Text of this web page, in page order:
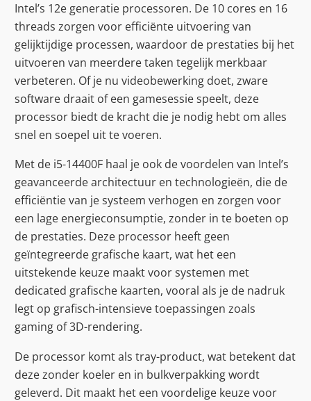
Intel’s 12e generatie processoren. De 10 cores en 16
threads zorgen voor efficiënte uitvoering van
gelijktijdige processen, waardoor de prestaties bij het
uitvoeren van meerdere taken tegelijk merkbaar
verbeteren. Of je nu videobewerking doet, zware
software draait of een gamesessie speelt, deze
processor biedt de kracht die je nodig hebt om alles
snel en soepel uit te voeren.
Met de i5-14400F haal je ook de voordelen van Intel’s
geavanceerde architectuur en technologieën, die de
efficiëntie van je systeem verhogen en zorgen voor
een lage energieconsumptie, zonder in te boeten op
de prestaties. Deze processor heeft geen
geïntegreerde grafische kaart, wat het een
uitstekende keuze maakt voor systemen met
dedicated grafische kaarten, vooral als je de nadruk
legt op grafisch-intensieve toepassingen zoals
gaming of 3D-rendering.
De processor komt als tray-product, wat betekent dat
deze zonder koeler en in bulkverpakking wordt
geleverd. Dit maakt het een voordelige keuze voor